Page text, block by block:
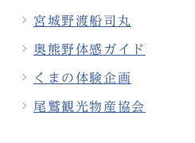
宮城野渡船司丸
奥熊野体感ガイド
くまの体験企画
尾鷲観光物産協会